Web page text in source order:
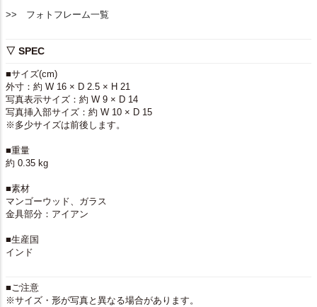
>> フォトフレーム一覧
▽ SPEC
■サイズ(cm)
外寸：約 W 16 × D 2.5 × H 21
写真表示サイズ：約 W 9 × D 14
写真挿入部サイズ：約 W 10 × D 15
※多少サイズは前後します。
■重量
約 0.35 kg
■素材
マンゴーウッド、ガラス
金具部分：アイアン
■生産国
インド
■ご注意
※サイズ・形が写真と異なる場合があります。